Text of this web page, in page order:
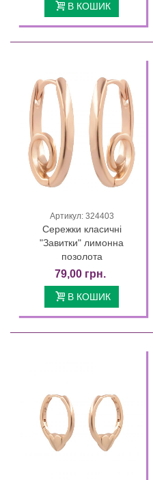
В КОШИК
Артикул: 324403
Сережки класичні
"Завитки" лимонна
позолота
79,00 грн.
В КОШИК